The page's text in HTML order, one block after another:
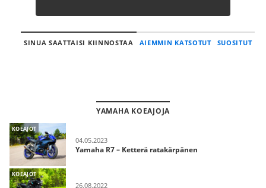
SINUA SAATTAISI KIINNOSTAA AIEMMIN KATSOTUT SUOSITUT
YAMAHA KOEAJOJA
KOEAJOT
04.05.2023
Yamaha R7 – Ketterä ratakärpänen
KOEAJOT
26.08.2022